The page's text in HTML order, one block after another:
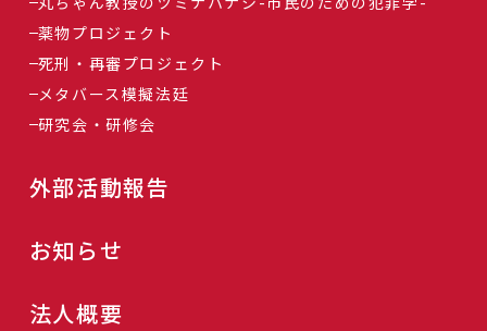
薬物プロジェクト
死刑・再審プロジェクト
メタバース模擬法廷
研究会・研修会
外部活動報告
お知らせ
法人概要